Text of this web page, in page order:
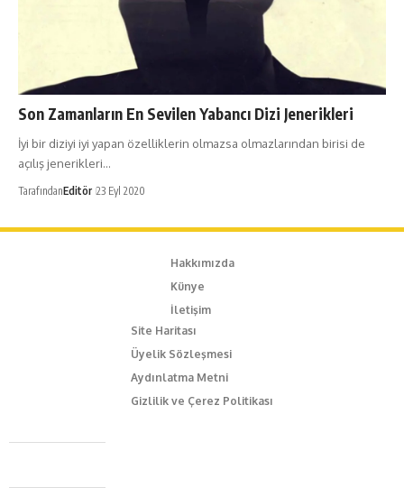
Son Zamanların En Sevilen Yabancı Dizi Jenerikleri
İyi bir diziyi iyi yapan özelliklerin olmazsa olmazlarından birisi de
açılış jenerikleri…
TarafındanEditör 23 Eyl 2020
Hakkımızda
Künye
İletişim
Site Haritası
Üyelik Sözleşmesi
Aydınlatma Metni
Gizlilik ve Çerez Politikası
Caferağa Mah. Dr. Şakir Paşa Sok. No3/A Kadıköy İstanbul
+90 543 345 46 00